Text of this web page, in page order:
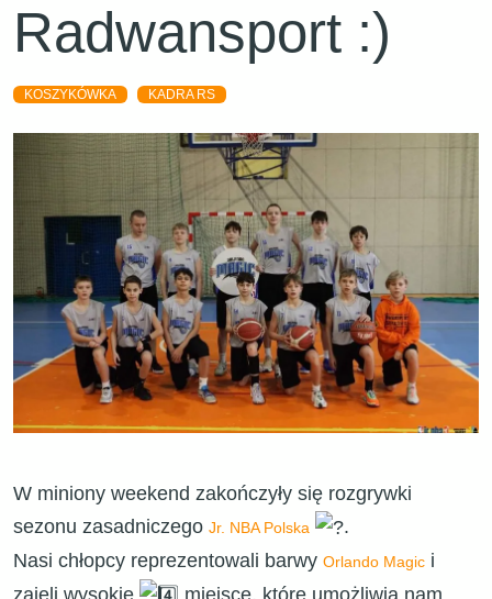
Radwansport :)
KOSZYKÓWKA KADRA RS
W miniony weekend zakończyły się rozgrywki
sezonu zasadniczego Jr. NBA Polska
.
Nasi chłopcy reprezentowali barwy Orlando Magic i
zajęli wysokie
miejsce, które umożliwia nam